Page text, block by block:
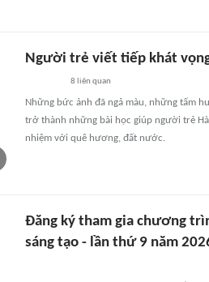
Người trẻ viết tiếp khát
8 liên quan
Những bức ảnh đã ngả màu, những tấm
trở thành những bài học giúp người trẻ
nhiệm với quê hương, đất nước.
Đăng ký tham gia chương
sáng tạo - lần thứ 9 năm